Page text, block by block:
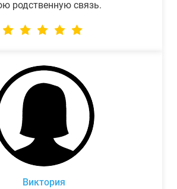
родственную связь.
Виктория